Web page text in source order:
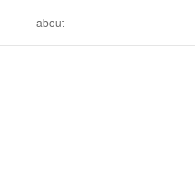
about